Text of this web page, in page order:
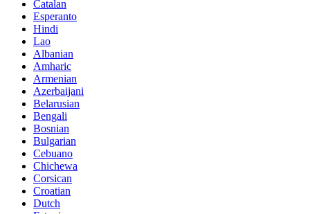
Catalan
Esperanto
Hindi
Lao
Albanian
Amharic
Armenian
Azerbaijani
Belarusian
Bengali
Bosnian
Bulgarian
Cebuano
Chichewa
Corsican
Croatian
Dutch